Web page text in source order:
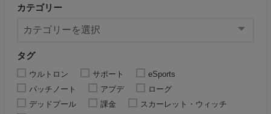
カテゴリー
タグ
ウルトロン サポート
eSports
パッチノート
アプデ
ローグ
デッドプール
課金
スカーレット・ウィッチ